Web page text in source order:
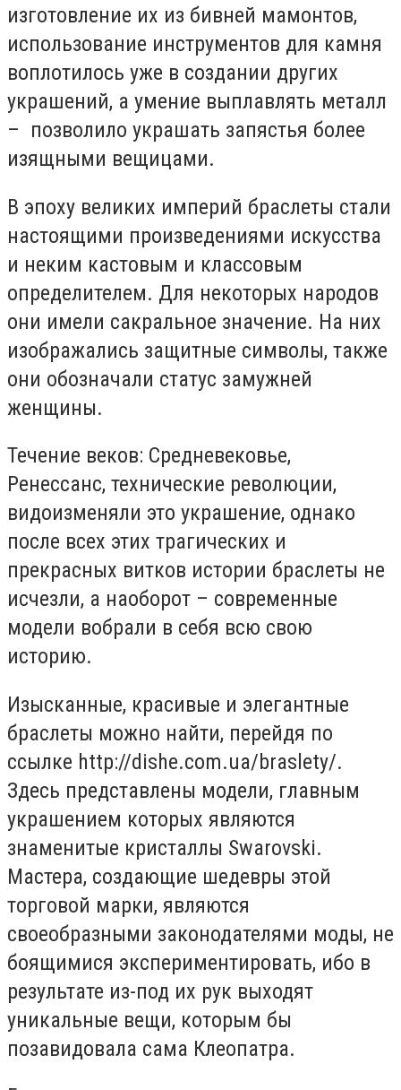
изготовление их из бивней мамонтов,
использование инструментов для камня
воплотилось уже в создании других
украшений, а умение выплавлять металл
– позволило украшать запястья более
изящными вещицами.
В эпоху великих империй браслеты стали
настоящими произведениями искусства
и неким кастовым и классовым
определителем. Для некоторых народов
они имели сакральное значение. На них
изображались защитные символы, также
они обозначали статус замужней
женщины.
Течение веков: Средневековье,
Ренессанс, технические революции,
видоизменяли это украшение, однако
после всех этих трагических и
прекрасных витков истории браслеты не
исчезли, а наоборот – современные
модели вобрали в себя всю свою
историю.
Изысканные, красивые и элегантные
браслеты можно найти, перейдя по
ссылке http://dishe.com.ua/braslety/.
Здесь представлены модели, главным
украшением которых являются
знаменитые кристаллы Swarovski.
Мастера, создающие шедевры этой
торговой марки, являются
своеобразными законодателями моды, не
боящимися экспериментировать, ибо в
результате из-под их рук выходят
уникальные вещи, которым бы
позавидовала сама Клеопатра.